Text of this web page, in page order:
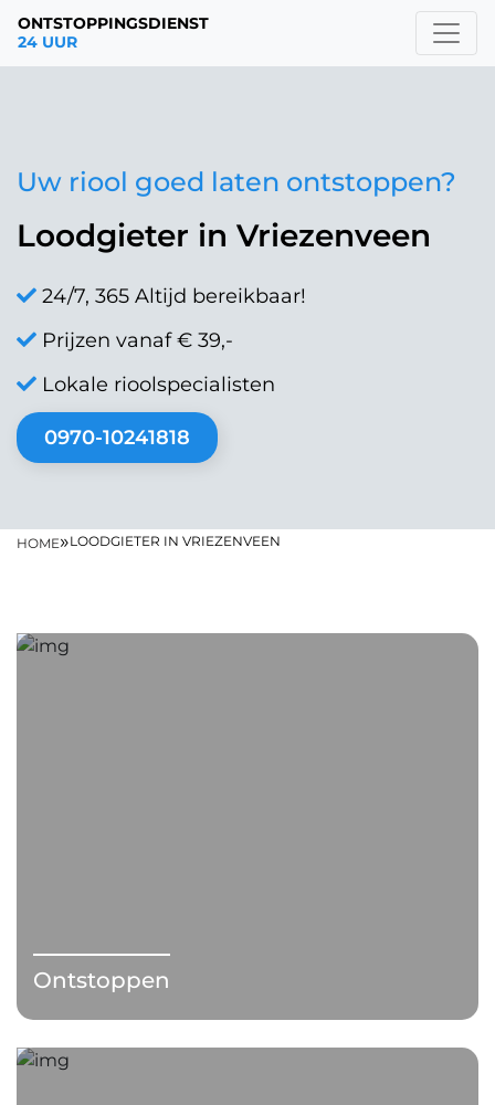
ONTSTOPPINGSDIENST
24 UUR
Uw riool goed laten ontstoppen?
Loodgieter in Vriezenveen
24/7, 365 Altijd bereikbaar!
Prijzen vanaf € 39,-
Lokale rioolspecialisten
0970-10241818
HOME»LOODGIETER IN VRIEZENVEEN
Ontstoppen